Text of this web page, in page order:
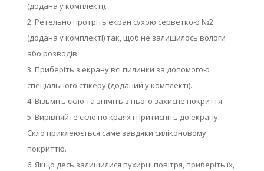
(додана у комплекті).
2. Ретельно протріть екран сухою серветкою №2
(додана у комплекті) так, щоб не залишилось вологи
або розводів.
3. Приберіть з екрану всі пилинки за допомогою
спеціального стікеру (доданий у комплекті).
4. Візьміть скло та зніміть з нього захисне покриття.
5. Вирівняйте скло по краях і притисніть до екрану.
Скло приклеюється саме завдяки силіконовому
покриттю.
6. Якщо десь залишилися пухирці повітря, приберіть їх,